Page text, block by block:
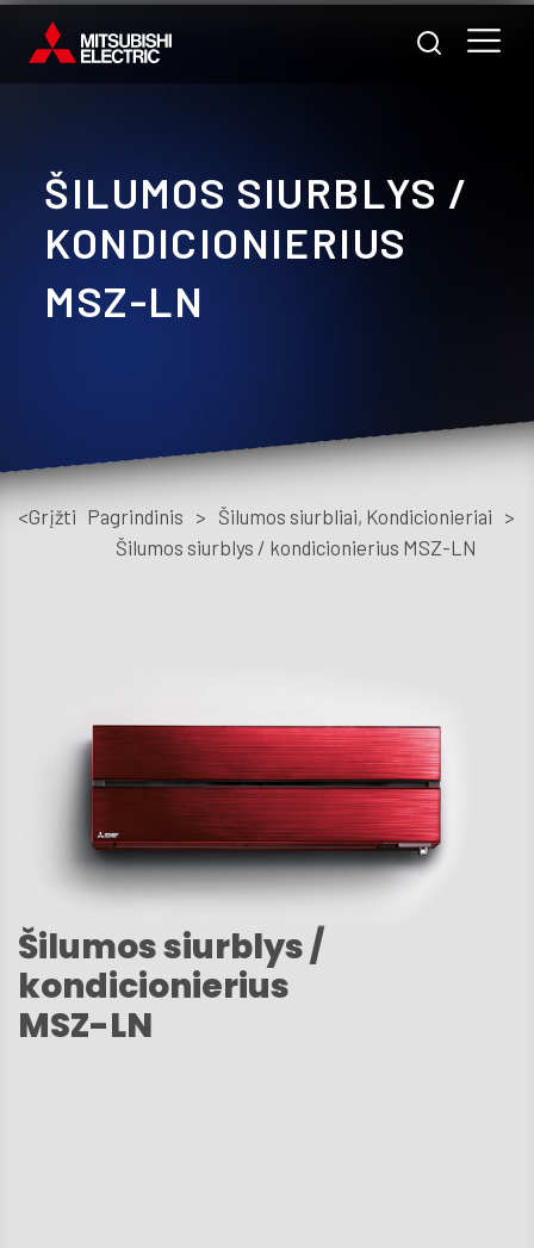
ŠILUMOS SIURBLYS /
KONDICIONIERIUS
MSZ-LN
<Grįžti Pagrindinis > Šilumos siurbliai, Kondicionieriai >
Šilumos siurblys / kondicionierius MSZ-LN
Šilumos siurblys /
kondicionierius
MSZ-LN